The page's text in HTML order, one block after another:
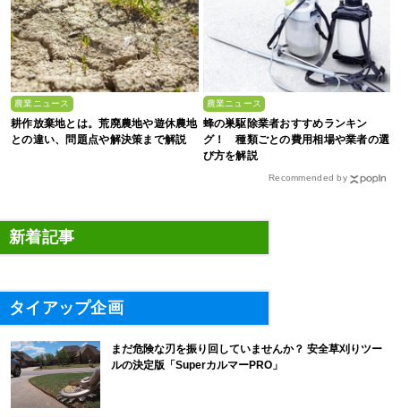
農業ニュース
耕作放棄地とは。荒廃農地や遊休農地
との違い、問題点や解決策まで解説
農業ニュース
蜂の巣駆除業者おすすめランキン
グ！ 種類ごとの費用相場や業者の選
び方を解説
Recommended by
新着記事
タイアップ企画
まだ危険な刃を振り回していませんか？ 安全草刈りツー
ルの決定版「SuperカルマーPRO」